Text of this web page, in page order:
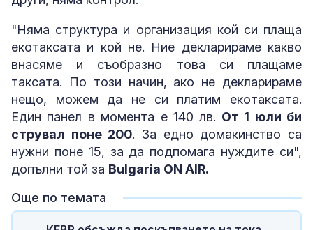
"Няма структура и организация кой си плаща
екотаксата и кой не. Ние декларираме какво
внасяме и съобразно това си плащаме
таксата. По този начин, ако не декларираме
нещо, можем да не си платим екотаксата.
Един панел в момента е 140 лв. От 1 юли би
струвал поне 200. За едно домакинство са
нужни поне 15, за да подпомага нуждите си",
допълни той за Bulgaria ON AIR.
Още по темата